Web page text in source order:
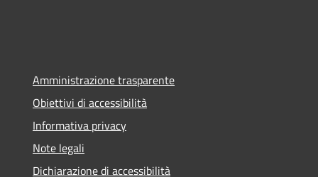
Amministrazione trasparente
Obiettivi di accessibilità
Informativa privacy
Note legali
Dichiarazione di accessibilità